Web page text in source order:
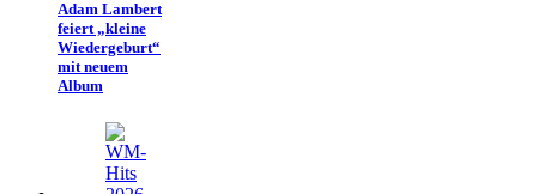
Adam Lambert
feiert „kleine
Wiedergeburt“
mit neuem
Album